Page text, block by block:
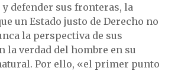
defender sus fronteras, la
un Estado justo de Derecho no
la perspectiva de sus
la verdad del hombre en su
Por ello, «el primer punto